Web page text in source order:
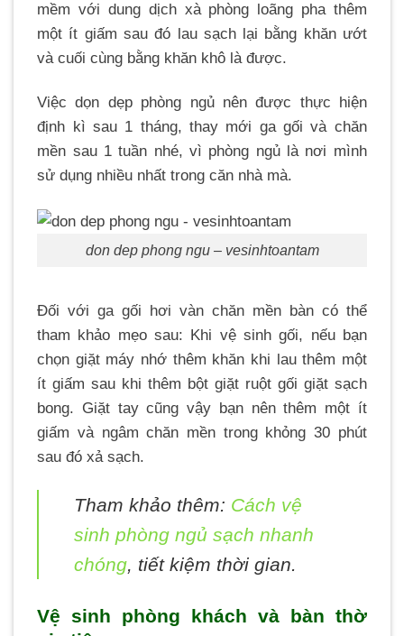
mềm với dung dịch xà phòng loãng pha thêm
một ít giấm sau đó lau sạch lại bằng khăn ướt
và cuối cùng bằng khăn khô là được.
Việc dọn dẹp phòng ngủ nên được thực hiện
định kì sau 1 tháng, thay mới ga gối và chăn
mền sau 1 tuần nhé, vì phòng ngủ là nơi mình
sử dụng nhiều nhất trong căn nhà mà.
don dep phong ngu – vesinhtoantam
Đối với ga gối hơi vàn chăn mền bàn có thể
tham khảo mẹo sau: Khi vệ sinh gối, nếu bạn
chọn giặt máy nhớ thêm khăn khi lau thêm một
ít giấm sau khi thêm bột giặt ruột gối giặt sạch
bong. Giặt tay cũng vậy bạn nên thêm một ít
giấm và ngâm chăn mền trong khỏng 30 phút
sau đó xả sạch.
Tham khảo thêm: Cách vệ
sinh phòng ngủ sạch nhanh
chóng, tiết kiệm thời gian.
Vệ sinh phòng khách và bàn thờ